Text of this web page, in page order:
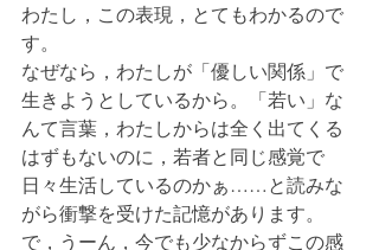
わたし，この表現，とてもわかるので
す。
なぜなら，わたしが「優しい関係」で
生きようとしているから。「若い」な
んて言葉，わたしからは全く出てくる
はずもないのに，若者と同じ感覚で
日々生活しているのかぁ……と読みな
がら衝撃を受けた記憶があります。
で，うーん，今でも少なからずこの感